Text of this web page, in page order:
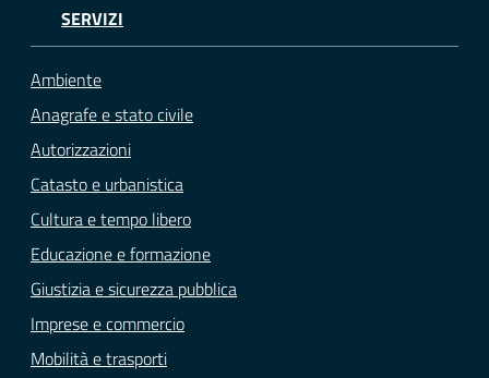
SERVIZI
Ambiente
Anagrafe e stato civile
Autorizzazioni
Catasto e urbanistica
Cultura e tempo libero
Educazione e formazione
Giustizia e sicurezza pubblica
Imprese e commercio
Mobilità e trasporti